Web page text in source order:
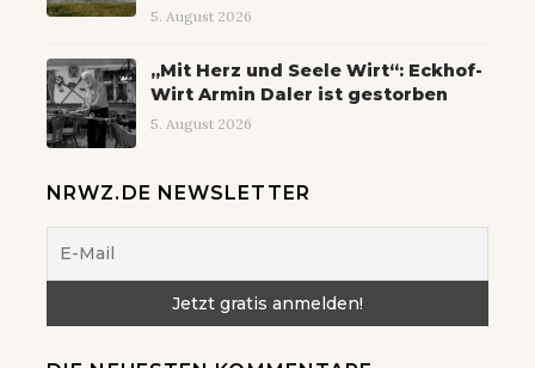
5. August 2026
„Mit Herz und Seele Wirt“: Eckhof-
Wirt Armin Daler ist gestorben
5. August 2026
NRWZ.DE NEWSLETTER